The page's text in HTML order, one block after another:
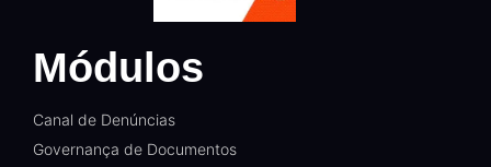
Módulos
Canal de Denúncias
Governança de Documentos